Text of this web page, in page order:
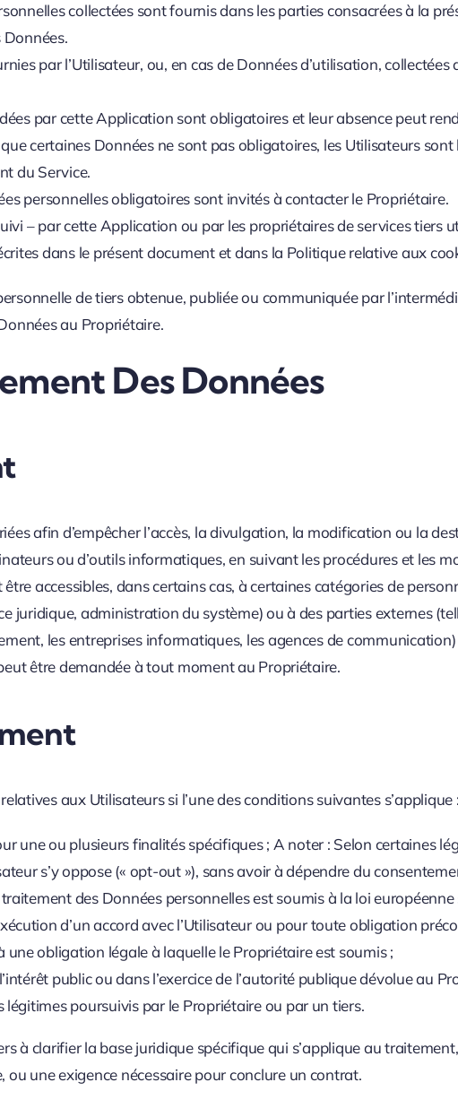
collectées sont fournis dans les parties consacrées à la
par l’Utilisateur, ou, en cas de Données d’utilisation,
par cette Application sont obligatoires et leur absence peut
certaines Données ne sont pas obligatoires, les Utilisateurs
du Service.
personnelles obligatoires sont invités à contacter le Propriétaire.
– par cette Application ou par les propriétaires de services tiers
dans le présent document et dans la Politique relative aux
de tiers obtenue, publiée ou communiquée par
au Propriétaire.
Des Données
afin d’empêcher l’accès, la divulgation, la modification ou la
ou d’outils informatiques, en suivant les procédures et les
accessibles, dans certains cas, à certaines catégories de
administration du système) ou à des parties externes
les entreprises informatiques, les agences de
être demandée à tout moment au Propriétaire.
aux Utilisateurs si l’une des conditions suivantes s’applique :
une ou plusieurs finalités spécifiques ; A noter : Selon certaines
s’y oppose (« opt-out »), sans avoir à dépendre du
des Données personnelles est soumis à la loi
d’un accord avec l’Utilisateur ou pour toute obligation
obligation légale à laquelle le Propriétaire est soumis ;
public ou dans l’exercice de l’autorité publique dévolue au
poursuivis par le Propriétaire ou par un tiers.
à clarifier la base juridique spécifique qui s’applique au
une exigence nécessaire pour conclure un contrat.